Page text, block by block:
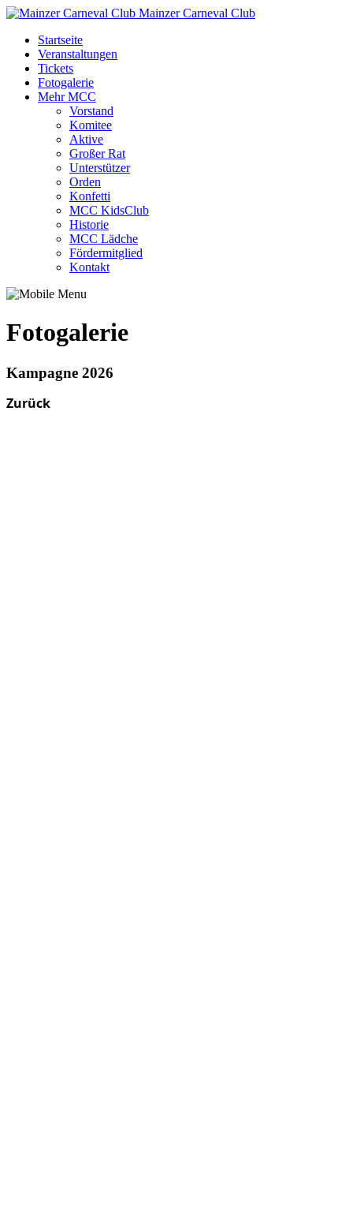
Mainzer Carneval Club
Startseite
Veranstaltungen
Tickets
Fotogalerie
Mehr MCC
Vorstand
Komitee
Aktive
Großer Rat
Unterstützer
Orden
Konfetti
MCC KidsClub
Historie
MCC Lädche
Fördermitglied
Kontakt
Fotogalerie
Kampagne 2026
Zurück